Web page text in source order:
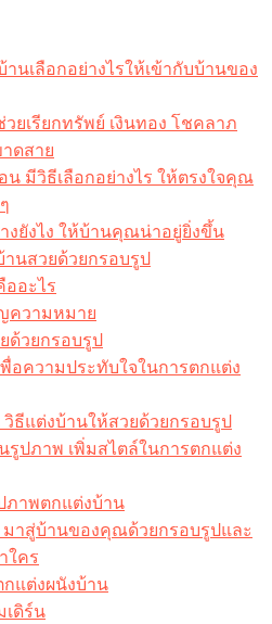
นเลือกอย่างไรให้เข้ากับบ้านของ
ยเรียกทรัพย์ เงินทอง โชคลาภ
ดสาย
มีวิธีเลือกอย่างไร ให้ตรงใจคุณ
งยังไง ให้บ้านคุณน่าอยู่ยิ่งขึ้น
านสวยด้วยกรอบรูป
ออะไร​
ความหมาย
ด้วยกรอบรูป
อความประทับใจในการตกแต่ง
ธีแต่งบ้านให้สวยด้วยกรอบรูป
รูปภาพ เพิ่มสไตล์ในการตกแต่ง
ภาพตกแต่งบ้าน
าสู่บ้านของคุณด้วยกรอบรูปและ
ใคร
แต่งผนังบ้าน
เดิร์น